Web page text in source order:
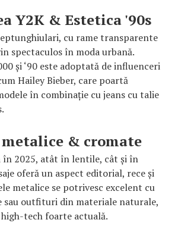
Y2K & Estetica '90s
cu rame transparente
spectaculos în moda urbană.
și ‘90 este adoptată de influenceri
Hailey Bieber, care poartă
în combinație cu jeans cu talie
& cromate
2025, atât în lentile, cât și în
oferă un aspect editorial, rece și
metalice se potrivesc excelent cu
sau outfituri din materiale naturale,
tech foarte actuală.